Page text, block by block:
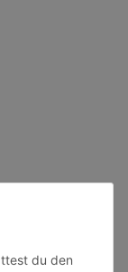
du den
Uhr